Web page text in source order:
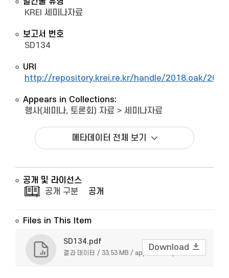
KREI 세미나자료
보고서 번호
SD134
URI
http://repository.krei.re.kr/handle/2018.oak/
Appears in Collections:
행사(세미나, 토론회) 자료 > 세미나자료
메타데이터 전체 보기
공개 및 라이선스
공개 구분
공개
Files in This Item
SD134.pdf
결과 데이터 / 33.53 MB / application/pdf
Download